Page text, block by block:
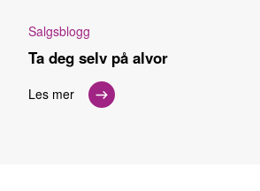
Salgsblogg
Ta deg selv på alvor
Les mer